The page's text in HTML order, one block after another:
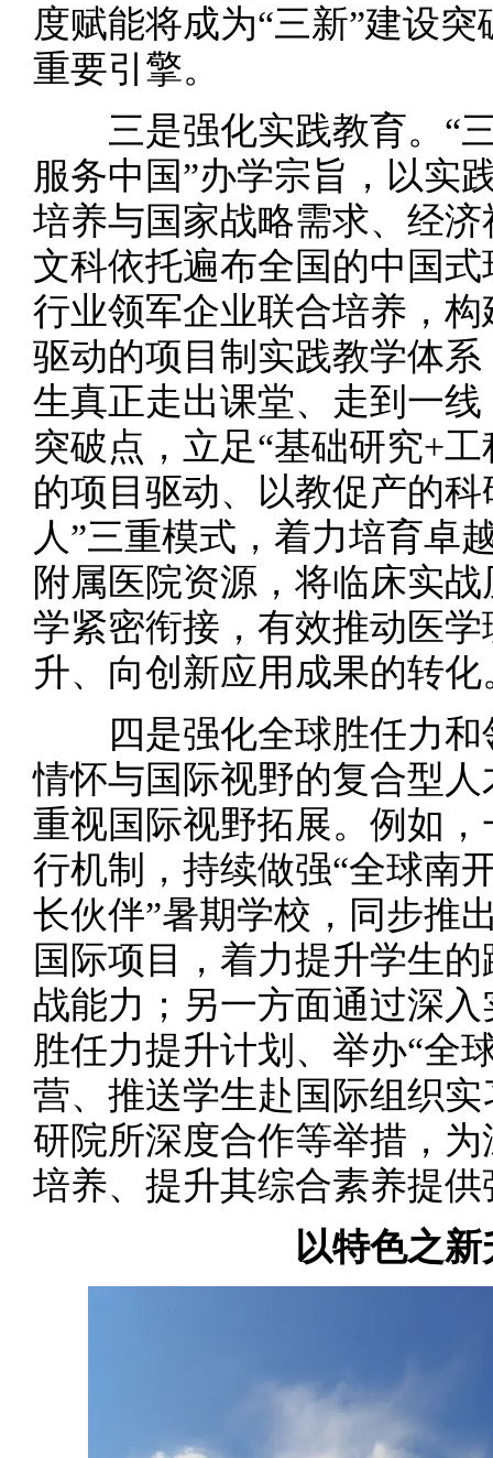
度赋能将成为“三新”建设
重要引擎。
三是强化实践教育。“三
服务中国”办学宗旨，以实
培养与国家战略需求、经
文科依托遍布全国的中国
行业领军企业联合培养，
驱动的项目制实践教学体
生真正走出课堂、走到一
突破点，立足“基础研究+
的项目驱动、以教促产的
人”三重模式，着力培育卓
附属医院资源，将临床实
学紧密衔接，有效推动医
升、向创新应用成果的转化
四是强化全球胜任力和
情怀与国际视野的复合型
重视国际视野拓展。例如
行机制，持续做强“全球南
长伙伴”暑期学校，同步推
国际项目，着力提升学生
战能力；另一方面通过深
胜任力提升计划、举办“全
营、推送学生赴国际组织
研院所深度合作等举措，
培养、提升其综合素养提
以特色之